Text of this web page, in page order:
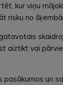
kur viņu
risku no
vai
un